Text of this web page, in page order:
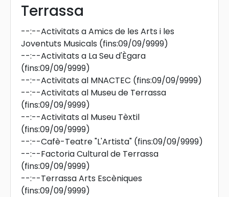
Terrassa
--:--Activitats a Amics de les Arts i les
Joventuts Musicals (fins:09/09/9999)
--:--Activitats a La Seu d'Ègara
(fins:09/09/9999)
--:--Activitats al MNACTEC (fins:09/09/9999)
--:--Activitats al Museu de Terrassa
(fins:09/09/9999)
--:--Activitats al Museu Tèxtil
(fins:09/09/9999)
--:--Cafè-Teatre "L'Artista" (fins:09/09/9999)
--:--Factoria Cultural de Terrassa
(fins:09/09/9999)
--:--Terrassa Arts Escèniques
(fins:09/09/9999)